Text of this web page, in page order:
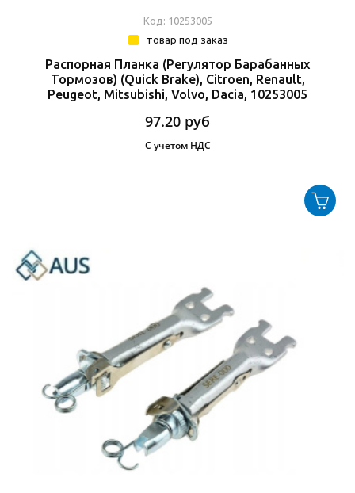
Код: 10253005
товар под заказ
Распорная Планка (Регулятор Барабанных
Тормозов) (Quick Brake), Citroen, Renault,
Peugeot, Mitsubishi, Volvo, Dacia, 10253005
97.20 руб
С учетом НДС